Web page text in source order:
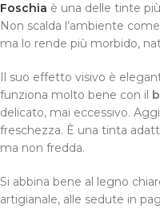
Foschia è una delle tinte
Non scalda l’ambiente
ma lo rende più morbido,
Il suo effetto visivo è
funziona molto bene con il
delicato, mai eccessivo.
freschezza. È una tinta
ma non fredda.
Si abbina bene al legno
artigianale, alle sedute in